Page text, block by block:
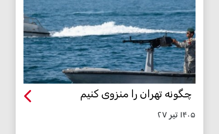
چگونه تهران را منزوی کنیم
۱۴۰۵ تیر ۲۷